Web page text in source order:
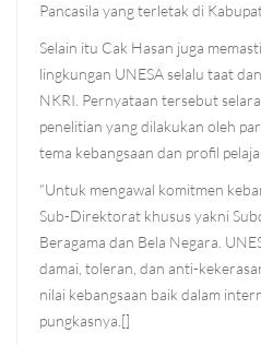
Pancasila yang terletak di
Selain itu Cak Hasan juga
lingkungan UNESA selalu taat
NKRI. Pernyataan tersebut
penelitian yang dilakukan oleh
tema kebangsaan dan profil
“Untuk mengawal komitmen
Sub-Direktorat khusus yakni
Beragama dan Bela Negara.
damai, toleran, dan anti-
nilai kebangsaan baik dalam
pungkasnya.[]